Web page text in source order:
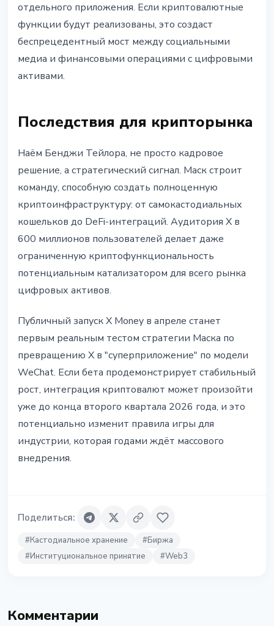
отдельного приложения. Если криптовалютные
функции будут реализованы, это создаст
беспрецедентный мост между социальными
медиа и финансовыми операциями с цифровыми
активами.
Последствия для крипторынка
Наём Бенджи Тейлора, не просто кадровое
решение, а стратегический сигнал. Маск строит
команду, способную создать полноценную
криптоинфраструктуру: от самокастодиальных
кошельков до DeFi-интеграций. Аудитория X в
600 миллионов пользователей делает даже
ограниченную криптофункциональность
потенциальным катализатором для всего рынка
цифровых активов.
Публичный запуск X Money в апреле станет
первым реальным тестом стратегии Маска по
превращению X в "суперприложение" по модели
WeChat. Если бета продемонстрирует стабильный
рост, интеграция криптовалют может произойти
уже до конца второго квартала 2026 года, и это
потенциально изменит правила игры для
индустрии, которая годами ждёт массового
внедрения.
Поделиться:
#Кастодиальное хранение #Биржа
#Институциональное принятие #Web3
Комментарии